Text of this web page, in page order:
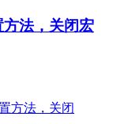
法，关闭宏